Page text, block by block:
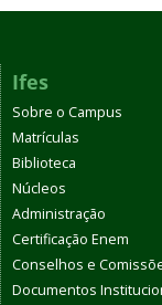
Ifes
Sobre o Campus
Matrículas
Biblioteca
Núcleos
Administração
Certificação Enem
Conselhos e
Documentos